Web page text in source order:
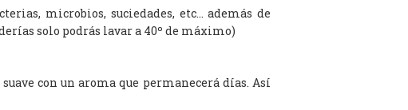
microbios, suciedades, etc… además de
solo podrás lavar a 40º de máximo)
con un aroma que permanecerá días. Así